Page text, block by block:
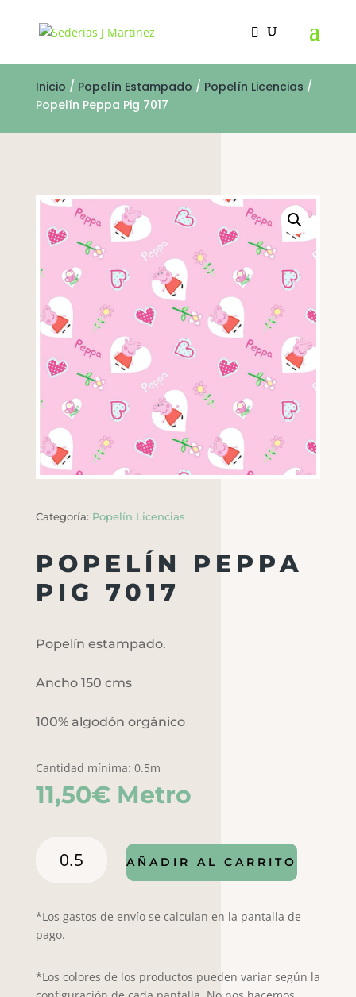
Inicio / Popelín Estampado / Popelín Licencias /
Popelín Peppa Pig 7017
Categoría: Popelín Licencias
POPELÍN PEPPA
PIG 7017
Popelín estampado.
Ancho 150 cms
100% algodón orgánico
Cantidad mínima: 0.5m
11,50€ Metro
Peppa
cantidad
AÑADIR AL CARRITO
*Los gastos de envío se calculan en la pantalla de
pago.
*Los colores de los productos pueden variar según la